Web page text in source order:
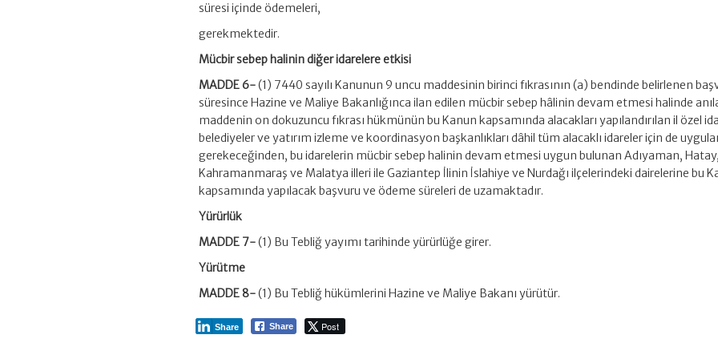
süresi içinde ödemeleri,
gerekmektedir.
Mücbir sebep halinin diğer idarelere etkisi
MADDE 6-(1) 7440 sayılı Kanunun 9 uncu maddesinin birinci fıkrasının (a) bendinde belirlenen
süresince Hazine ve Maliye Bakanlığınca ilan edilen mücbir sebep hâlinin devam etmesi halinde
maddenin on dokuzuncu fıkrası hükmünün bu Kanun kapsamında alacakları yapılandırılan il özel
belediyeler ve yatırım izleme ve koordinasyon başkanlıkları dâhil tüm alacaklı idareler için de
gerekeceğinden, bu idarelerin mücbir sebep halinin devam etmesi uygun bulunan Adıyaman, Hatay,
Kahramanmaraş ve Malatya illeri ile Gaziantep İlinin İslahiye ve Nurdağı ilçelerindeki dairelerine bu
kapsamında yapılacak başvuru ve ödeme süreleri de uzamaktadır.
Yürürlük
MADDE 7-(1) Bu Tebliğ yayımı tarihinde yürürlüğe girer.
Yürütme
MADDE 8-(1) Bu Tebliğ hükümlerini Hazine ve Maliye Bakanı yürütür.
Share Post
Share